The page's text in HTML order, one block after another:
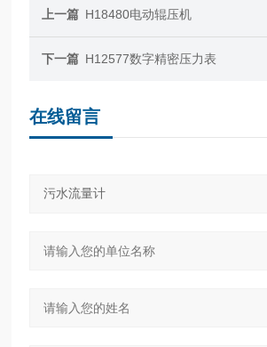
上一篇 H18480电动辊压机
下一篇 H12577数字精密压力表
在线留言